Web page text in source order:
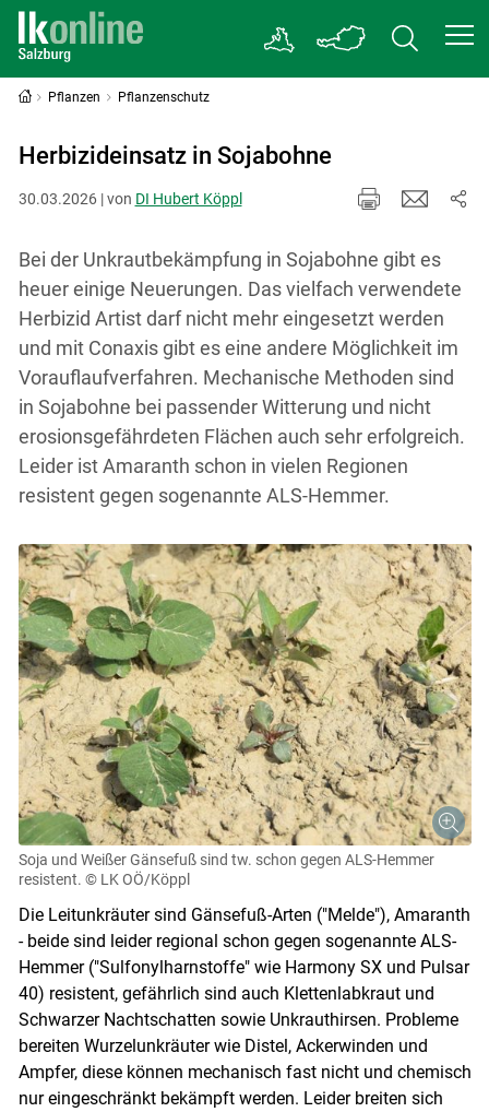
Pflanzen Pflanzenschutz
Herbizideinsatz in Sojabohne
30.03.2026 | von DI Hubert Köppl
Bei der Unkrautbekämpfung in Sojabohne gibt es
heuer einige Neuerungen. Das vielfach verwendete
Herbizid Artist darf nicht mehr eingesetzt werden
und mit Conaxis gibt es eine andere Möglichkeit im
Vorauflaufverfahren. Mechanische Methoden sind
in Sojabohne bei passender Witterung und nicht
erosionsgefährdeten Flächen auch sehr erfolgreich.
Leider ist Amaranth schon in vielen Regionen
resistent gegen sogenannte ALS-Hemmer.
Soja und Weißer Gänsefuß sind tw. schon gegen ALS-Hemmer
resistent. © LK OÖ/Köppl
Die Leitunkräuter sind Gänsefuß-Arten ("Melde"), Amaranth
- beide sind leider regional schon gegen sogenannte ALS-
Hemmer ("Sulfonylharnstoffe" wie Harmony SX und Pulsar
40) resistent, gefährlich sind auch Klettenlabkraut und
Schwarzer Nachtschatten sowie Unkrauthirsen. Probleme
bereiten Wurzelunkräuter wie Distel, Ackerwinden und
Ampfer, diese können mechanisch fast nicht und chemisch
nur eingeschränkt bekämpft werden. Leider breiten sich